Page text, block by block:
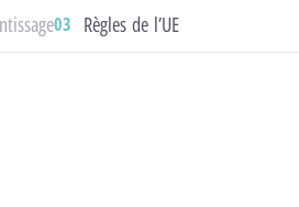
Règles de l’UE